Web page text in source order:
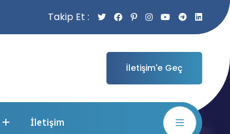
Takip Et :
İletişim'e Geç
İletişim